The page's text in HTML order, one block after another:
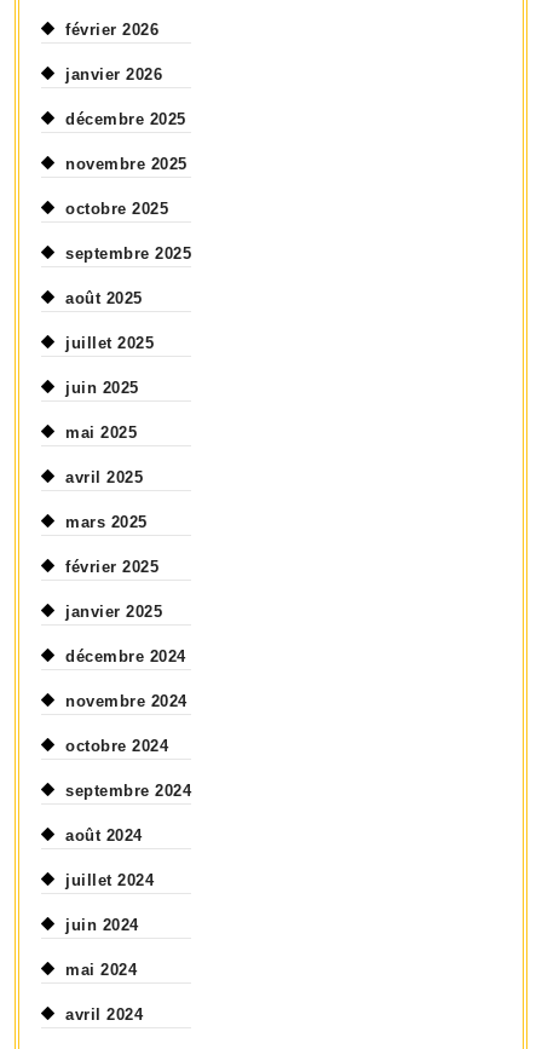
février 2026
janvier 2026
décembre 2025
novembre 2025
octobre 2025
septembre 2025
août 2025
juillet 2025
juin 2025
mai 2025
avril 2025
mars 2025
février 2025
janvier 2025
décembre 2024
novembre 2024
octobre 2024
septembre 2024
août 2024
juillet 2024
juin 2024
mai 2024
avril 2024